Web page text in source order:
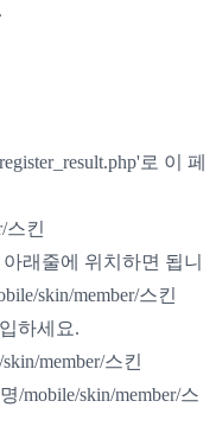
로 이 페
킨
아래줄에 위치하면 됩니
skin/member/스킨
하세요.
member/스킨
/mobile/skin/member/스